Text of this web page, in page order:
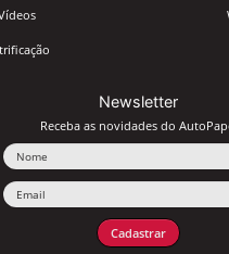
Newsletter
Receba as novidades do
Cadastrar